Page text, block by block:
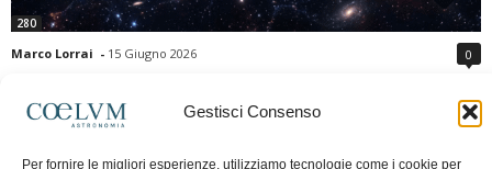
Gestisci Consenso
Per fornire le migliori esperienze, utilizziamo tecnologie come i cookie per
280
Marco Lorrai - 15 Giugno 2026 0
moderna: due particelle possono mostrare correlazioni che sembrano ignorare
la distanza che le separa. Gli esperimenti e i teoremi di Bell hanno escluso le
previsioni della meccanica quantistica. Nonostante ciò, l'entanglement non